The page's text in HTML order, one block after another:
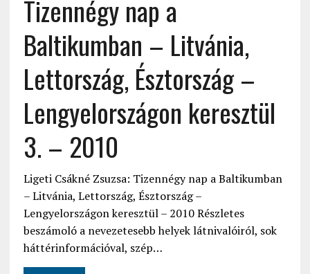
Tizennégy nap a
Baltikumban – Litvánia,
Lettország, Észtország –
Lengyelországon keresztül
3. – 2010
Ligeti Csákné Zsuzsa: Tizennégy nap a Baltikumban
– Litvánia, Lettország, Észtország –
Lengyelországon keresztül – 2010 Részletes
beszámoló a nevezetesebb helyek látnivalóiról, sok
háttérinformációval, szép…